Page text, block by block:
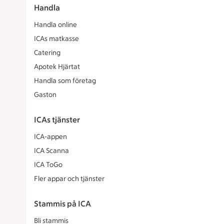
Handla
Handla online
ICAs matkasse
Catering
Apotek Hjärtat
Handla som företag
Gaston
ICAs tjänster
ICA-appen
ICA Scanna
ICA ToGo
Fler appar och tjänster
Stammis på ICA
Bli stammis